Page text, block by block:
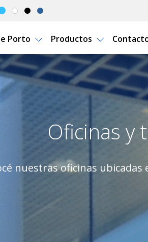
Porto Productos
Seguro Uruguay
Oficinas y
nuestras oficinas